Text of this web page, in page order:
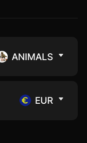
ANIMALS
EUR